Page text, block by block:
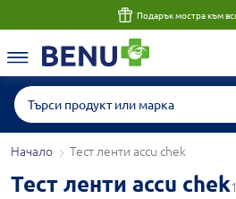
Подарък мостра към
Начало Тест ленти accu chek
Тест ленти accu chek